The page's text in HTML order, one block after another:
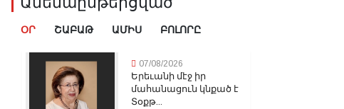
ՕՐ ՇԱԲԱԹ ԱՄԻՍ ԲՈԼՈՐԸ
07/08/2026
Երեւանի մէջ իր
մահանացուն կնքած է
Տօքթ...